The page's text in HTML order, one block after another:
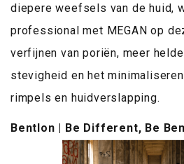
diepere weefsels van de huid,
professional met MEGAN op
verfijnen van poriën, meer
stevigheid en het
rimpels en huidverslapping.
Bentlon | Be Different, Be